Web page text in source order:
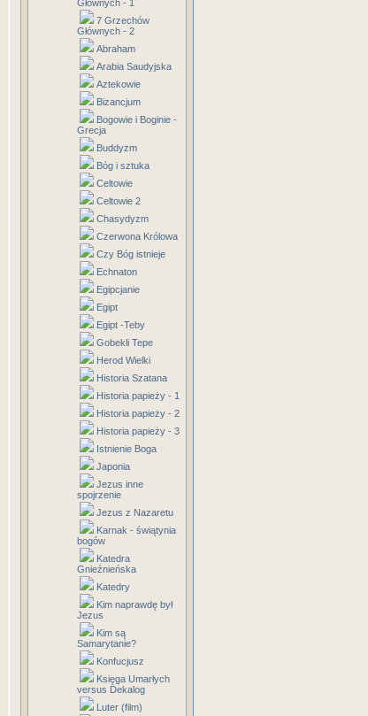
Głównych - 1
7 Grzechów
Głównych - 2
Abraham
Arabia Saudyjska
Aztekowie
Bizancjum
Bogowie i Boginie -
Grecja
Buddyzm
Bóg i sztuka
Celtowie
Celtowie 2
Chasydyzm
Czerwona Królowa
Czy Bóg istnieje
Echnaton
Egipcjanie
Egipt
Egipt -Teby
Gobekli Tepe
Herod Wielki
Historia Szatana
Historia papieży - 1
Historia papieży - 2
Historia papieży - 3
Istnienie Boga
Japonia
Jezus inne
spojrzenie
Jezus z Nazaretu
Karnak - świątynia
bogów
Katedra
Gnieźnieńska
Katedry
Kim naprawdę był
Jezus
Kim są
Samarytanie?
Konfucjusz
Księga Umarłych
versus Dekalog
Luter (film)